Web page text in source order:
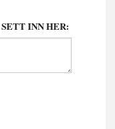
INN HER: